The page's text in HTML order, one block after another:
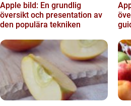
Apple bild: En grundlig
översikt och presentation av
den populära tekniken